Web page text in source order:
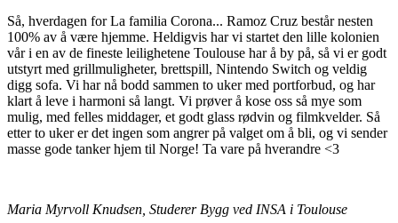
Så, hverdagen for La familia Corona... Ramoz Cruz består nesten
100% av å være hjemme. Heldigvis har vi startet den lille kolonien
vår i en av de fineste leilighetene Toulouse har å by på, så vi er godt
utstyrt med grillmuligheter, brettspill, Nintendo Switch og veldig
digg sofa. Vi har nå bodd sammen to uker med portforbud, og har
klart å leve i harmoni så langt. Vi prøver å kose oss så mye som
mulig, med felles middager, et godt glass rødvin og filmkvelder. Så
etter to uker er det ingen som angrer på valget om å bli, og vi sender
masse gode tanker hjem til Norge! Ta vare på hverandre <3
Maria Myrvoll Knudsen, Studerer Bygg ved INSA i Toulouse